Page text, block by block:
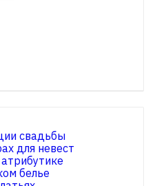
свадьбы
для невест
белье